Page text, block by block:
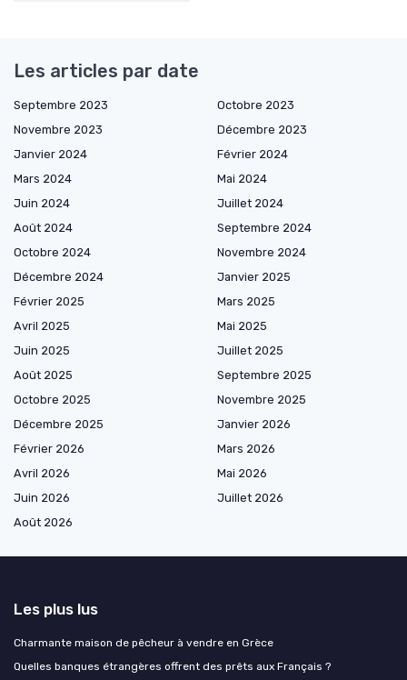
Les articles par date
Septembre 2023
Octobre 2023
Novembre 2023
Décembre 2023
Janvier 2024
Février 2024
Mars 2024
Mai 2024
Juin 2024
Juillet 2024
Août 2024
Septembre 2024
Octobre 2024
Novembre 2024
Décembre 2024
Janvier 2025
Février 2025
Mars 2025
Avril 2025
Mai 2025
Juin 2025
Juillet 2025
Août 2025
Septembre 2025
Octobre 2025
Novembre 2025
Décembre 2025
Janvier 2026
Février 2026
Mars 2026
Avril 2026
Mai 2026
Juin 2026
Juillet 2026
Août 2026
Les plus lus
Charmante maison de pêcheur à vendre en Grèce
Quelles banques étrangères offrent des prêts aux Français ?